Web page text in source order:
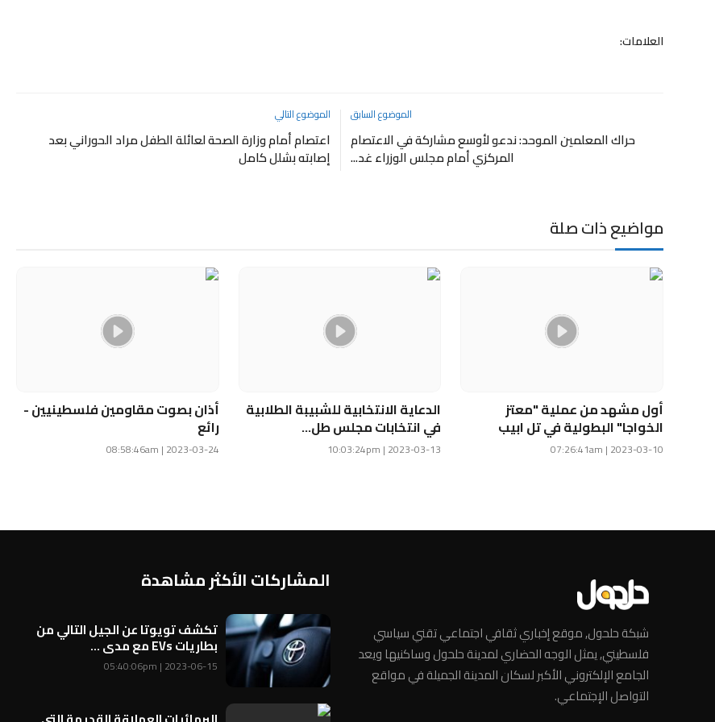
العلامات:
الموضوع السابق
حراك المعلمين الموحد: ندعو لأوسع مشاركة في الاعتصام
المركزي أمام مجلس الوزراء غد...
الموضوع التالي
اعتصام أمام وزارة الصحة لعائلة الطفل مراد الحوراني بعد
إصابته بشلل كامل
مواضيع ذات صلة
أول مشهد من عملية "معتز
الخواجا" البطولية في تل ابيب
2023-03-10 | 07:26:41am
الدعاية الانتخابية للشبيبة الطلابية
في انتخابات مجلس طل...
2023-03-13 | 10:03:24pm
أذان بصوت مقاومين فلسطينيين -
رائع
2023-03-24 | 08:58:46am
شبكة حلحول, موقع إخباري ثقافي اجتماعي تقني سياسي
فلسطيني, يمثل الوجه الحضاري لمدينة حلحول وساكنيها ويعد
الجامع الإلكتروني الأكبر لسكان المدينة الجميلة في مواقع
التواصل الإجتماعي.
المشاركات الأكثر مشاهدة
تكشف تويوتا عن الجيل التالي من
بطاريات EVs مع مدى ...
2023-06-15 | 05:40:06pm